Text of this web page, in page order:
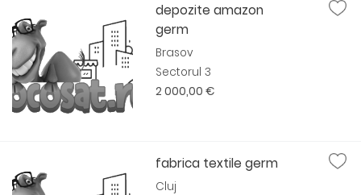
depozite amazon
germ
Brasov
Sectorul 3
2 000,00 €
fabrica textile germ
Cluj